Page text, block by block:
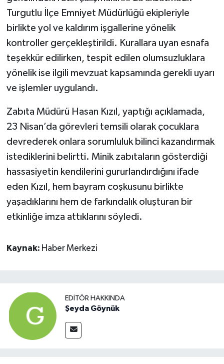
Turgutlu İlçe Emniyet Müdürlüğü ekipleriyle
birlikte yol ve kaldırım işgallerine yönelik
kontroller gerçekleştirildi. Kurallara uyan esnafa
teşekkür edilirken, tespit edilen olumsuzluklara
yönelik ise ilgili mevzuat kapsamında gerekli uyarı
ve işlemler uygulandı.
Zabıta Müdürü Hasan Kızıl, yaptığı açıklamada,
23 Nisan’da görevleri temsili olarak çocuklara
devrederek onlara sorumluluk bilinci kazandırmak
istediklerini belirtti. Minik zabıtaların gösterdiği
hassasiyetin kendilerini gururlandırdığını ifade
eden Kızıl, hem bayram coşkusunu birlikte
yaşadıklarını hem de farkındalık oluşturan bir
etkinliğe imza attıklarını söyledi.
Kaynak: Haber Merkezi
EDITÖR HAKKINDA
Şeyda Göynük